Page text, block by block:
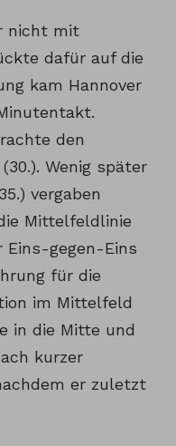
nicht mit
dafür auf die
kam Hannover
den
Wenig später
vergaben
Mittelfeldlinie
Eins-gegen-Eins
für die
im Mittelfeld
in die Mitte und
kurzer
er zuletzt